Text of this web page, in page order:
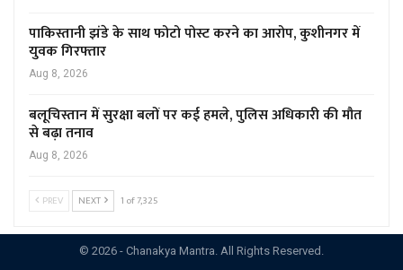
पाकिस्तानी झंडे के साथ फोटो पोस्ट करने का आरोप, कुशीनगर में
युवक गिरफ्तार
Aug 8, 2026
बलूचिस्तान में सुरक्षा बलों पर कई हमले, पुलिस अधिकारी की मौत
से बढ़ा तनाव
Aug 8, 2026
PREV NEXT 1 of 7,325
© 2026 - Chanakya Mantra. All Rights Reserved.